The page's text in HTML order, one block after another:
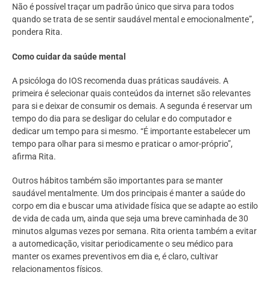
Não é possível traçar um padrão único que sirva para todos
quando se trata de se sentir saudável mental e emocionalmente”,
pondera Rita.
Como cuidar da saúde mental
A psicóloga do IOS recomenda duas práticas saudáveis. A
primeira é selecionar quais conteúdos da internet são relevantes
para si e deixar de consumir os demais. A segunda é reservar um
tempo do dia para se desligar do celular e do computador e
dedicar um tempo para si mesmo. “É importante estabelecer um
tempo para olhar para si mesmo e praticar o amor-próprio”,
afirma Rita.
Outros hábitos também são importantes para se manter
saudável mentalmente. Um dos principais é manter a saúde do
corpo em dia e buscar uma atividade física que se adapte ao estilo
de vida de cada um, ainda que seja uma breve caminhada de 30
minutos algumas vezes por semana. Rita orienta também a evitar
a automedicação, visitar periodicamente o seu médico para
manter os exames preventivos em dia e, é claro, cultivar
relacionamentos físicos.